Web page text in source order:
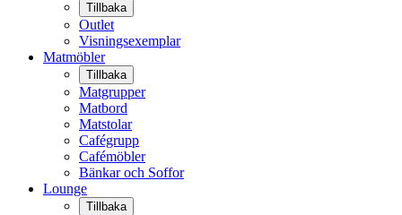
Tillbaka
Outlet
Visningsexemplar
Matmöbler
Tillbaka
Matgrupper
Matbord
Matstolar
Cafégrupp
Cafémöbler
Bänkar och Soffor
Lounge
Tillbaka